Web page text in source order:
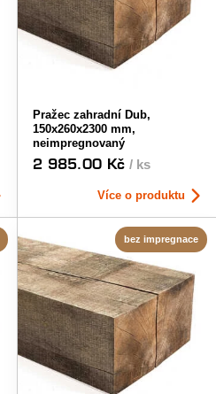
Pražec zahradní Dub,
150x260x2300 mm,
neimpregnovaný
2 985.00 Kč/ ks
Více o produktu
bez impregnace